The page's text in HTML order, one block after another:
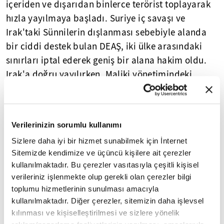
Verilerinizin sorumlu kullanımı
Sizlere daha iyi bir hizmet sunabilmek için İnternet
Sitemizde kendimize ve üçüncü kişilere ait çerezler
kullanılmaktadır. Bu çerezler vasıtasıyla çeşitli kişisel
verileriniz işlenmekte olup gerekli olan çerezler bilgi
toplumu hizmetlerinin sunulması amacıyla
kullanılmaktadır. Diğer çerezler, sitemizin daha işlevsel
kılınması ve kişiselleştirilmesi ve sizlere yönelik
içeriden ve dışarıdan binlerce terörist toplayarak
hızla yayılmaya başladı. Suriye iç savaşı ve
Irak'taki Sünnilerin dışlanması sebebiyle alanda
bir ciddi destek bulan DEAŞ, iki ülke arasındaki
sınırları iptal ederek geniş bir alana hakim oldu.
Irak'a doğru yayılırken, Maliki yönetimindeki
silahlı kuvvetlerin kontrolündeki Musul şehrinin
çatışma olmadan DEAŞ'a teslim edilmesi, ülkede
olarak kullanmak isteyen Maliki, olayın
beklediğinden daha çok büyümesi yüzünden
başbakanlık koltuğunu kaybetti. Böyle büyük bir
fiyaskonun nasıl gerçekleştiğinin hesabı halen
sorulmuş değil.
HAŞDİ ŞABİ: SİSTANİ'NİN FETVASI VE İRAN'IN